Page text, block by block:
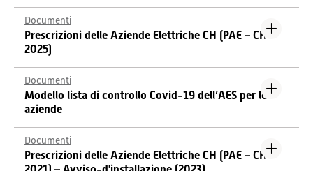
Documenti
Prescrizioni delle Aziende Elettriche CH (PAE – CH
2025)
Documenti
Modello lista di controllo Covid-19 dell’AES per le
aziende
Documenti
Prescrizioni delle Aziende Elettriche CH (PAE – CH